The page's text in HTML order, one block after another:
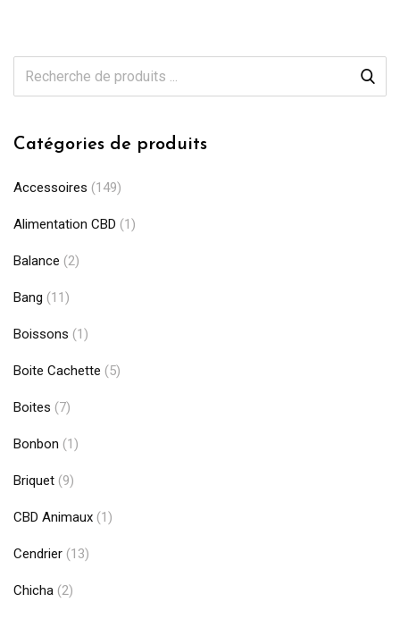
Catégories de produits
Accessoires (149)
Alimentation CBD (1)
Balance (2)
Bang (11)
Boissons (1)
Boite Cachette (5)
Boites (7)
Bonbon (1)
Briquet (9)
CBD Animaux (1)
Cendrier (13)
Chicha (2)